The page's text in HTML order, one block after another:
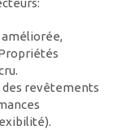
revêtements